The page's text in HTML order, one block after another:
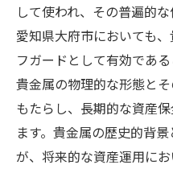
して使われ、その普遍的
愛知県大府市においても
フガードとして有効であ
貴金属の物理的な形態と
もたらし、長期的な資産
ます。貴金属の歴史的背
が、将来的な資産運用にお